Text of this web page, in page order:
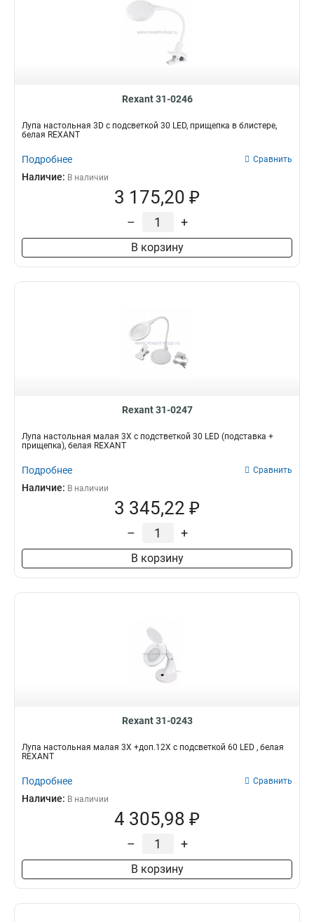
Rexant 31-0246
Лупа настольная 3D с подсветкой 30 LED, прищепка в блистере,
белая REXANT
Подробнее Сравнить
Наличие: В наличии
3 175,20 ₽
– +
В корзину
Rexant 31-0247
Лупа настольная малая 3X с подстветкой 30 LED (подставка +
прищепка), белая REXANT
Подробнее Сравнить
Наличие: В наличии
3 345,22 ₽
– +
В корзину
Rexant 31-0243
Лупа настольная малая 3Х +доп.12Х с подсветкой 60 LED , белая
REXANT
Подробнее Сравнить
Наличие: В наличии
4 305,98 ₽
– +
В корзину